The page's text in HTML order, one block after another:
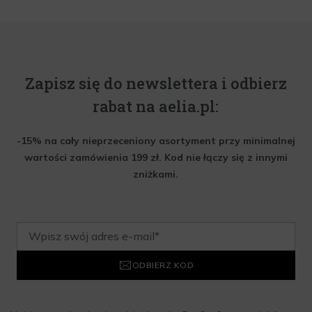
Zapisz się do newslettera i odbierz
rabat na aelia.pl:
-15% na cały nieprzeceniony asortyment przy minimalnej
wartości zamówienia 199 zł. Kod nie łączy się z innymi
zniżkami.
ODBIERZ KOD